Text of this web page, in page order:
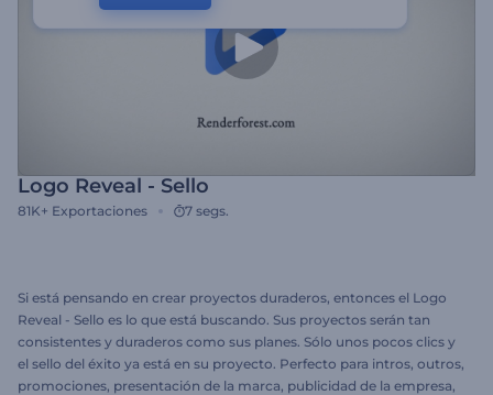
Logo Reveal - Sello
81K+ Exportaciones 7 segs.
Si está pensando en crear proyectos duraderos, entonces el Logo
Reveal - Sello es lo que está buscando. Sus proyectos serán tan
consistentes y duraderos como sus planes. Sólo unos pocos clics y
el sello del éxito ya está en su proyecto. Perfecto para intros, outros,
promociones, presentación de la marca, publicidad de la empresa,